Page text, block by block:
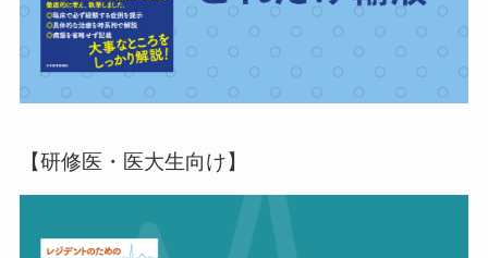
【研修医・医大生向け】